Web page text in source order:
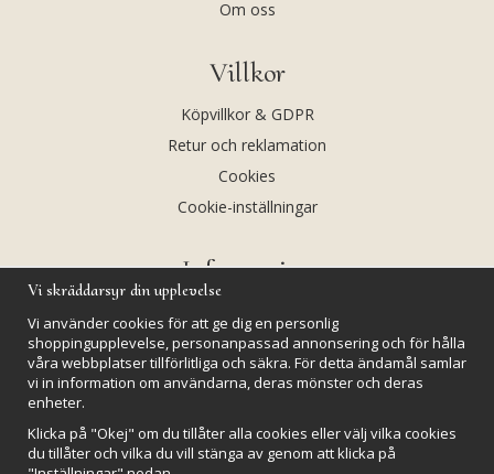
Om oss
Villkor
Köpvillkor & GDPR
Retur och reklamation
Cookies
Cookie-inställningar
Information
Kalendarium
Nyheter
Kristaller och fairtrade
Rena & Ladda kristaller
Vi skräddarsyr din upplevelse
Vi använder cookies för att ge dig en personlig
shoppingupplevelse, personanpassad annonsering och för hålla
våra webbplatser tillförlitliga och säkra. För detta ändamål samlar
vi in information om användarna, deras mönster och deras
enheter.
Klicka på "Okej" om du tillåter alla cookies eller välj vilka cookies
du tillåter och vilka du vill stänga av genom att klicka på